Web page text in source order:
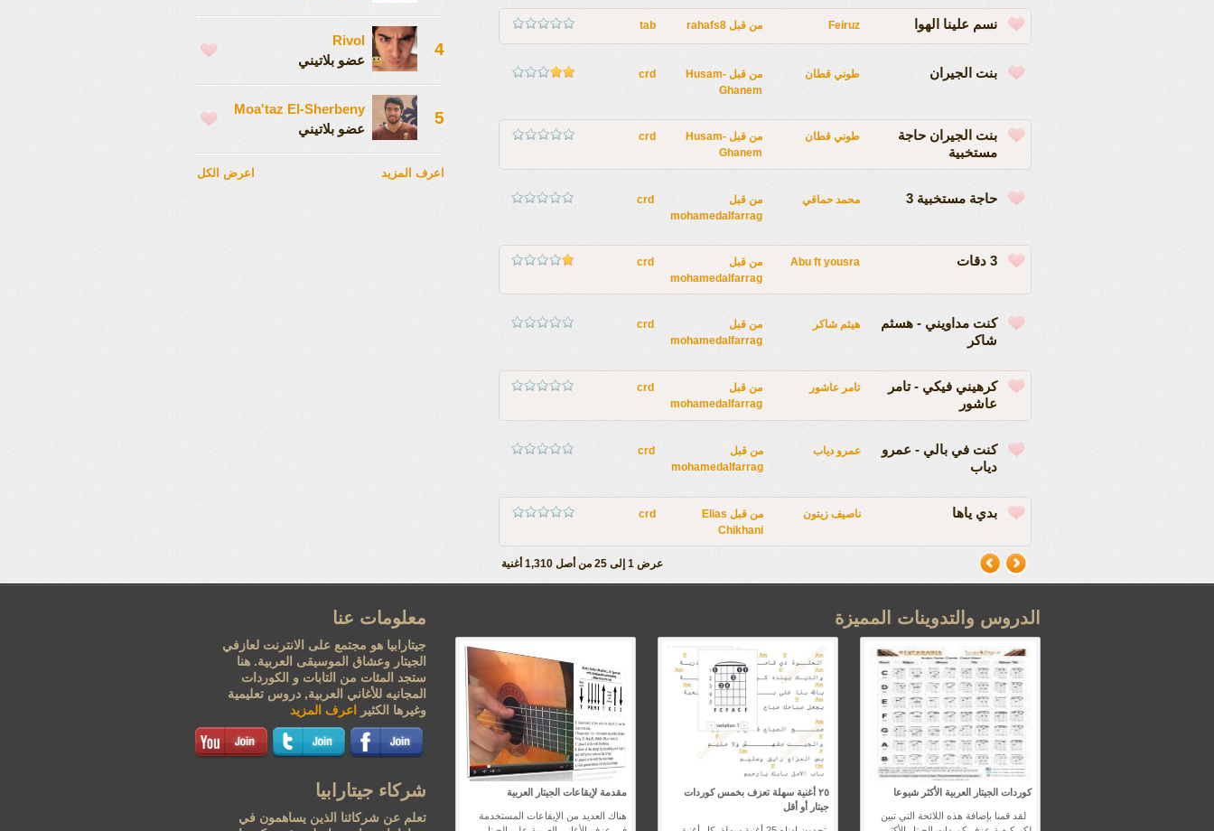
نسم علينا الهوا Feiruz من قبل rahafs8
tab
بنت الجيران طوني قطان من قبل Husam-
Ghanem
crd
بنت الجيران حاجة
مستخبية
طوني قطان من قبل Husam-
Ghanem
crd
حاجة مستخبية 3 محمد حماقي
من قبل
mohamedalfarrag
crd
3 دقات Abu ft yousra
من قبل
mohamedalfarrag
crd
كنت مداويني - هسثم
شاكر
هيثم شاكر
من قبل
mohamedalfarrag
crd
كرهيني فيكي - تامر
عاشور
تامر عاشور
من قبل
mohamedalfarrag
crd
كنت في بالي - عمرو
دياب
عمرو دياب
من قبل
mohamedalfarrag
crd
بدي ياها ناصيف زيتون من قبل Elias
Chikhani
crd
عرض 1 إلى 25 من أصل 1,310 أغنية
4
Rivol
عضو بلاتيني
5
Moa'taz El-Sherbeny
عضو بلاتيني
اعرف المزيد اعرض الكل
الدروس والتدوينات المميزة
كوردات الجيتار العربية الأكثر شيوعا
لقد قمنا بإضافة هذه اللائحة التي تبين
٢٥ أغنية سهلة تعزف بخمس كوردات
جيتار أو أقل
مقدمة لإيقاعات الجيتار العربية
هناك العديد من الإيقاعات المستخدمة
معلومات عنا
جيتارابيا هو مجتمع على الانترنت لعازفي
الجيتار وعشاق الموسيقى العربية. هنا
ستجد المئات من التابات و الكوردات
المجانيه للأغاني العربية, دروس تعليمية
وغيرها الكثير
اعرف المزيد
شركاء جيتارابيا
تعلم عن شركائنا الذين يساهمون في